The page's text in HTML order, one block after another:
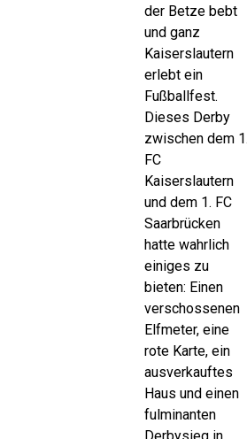
der Betze bebt
und ganz
Kaiserslautern
erlebt ein
Fußballfest.
Dieses Derby
zwischen dem 1.
FC
Kaiserslautern
und dem 1. FC
Saarbrücken
hatte wahrlich
einiges zu
bieten: Einen
verschossenen
Elfmeter, eine
rote Karte, ein
ausverkauftes
Haus und einen
fulminanten
Derbysieg in